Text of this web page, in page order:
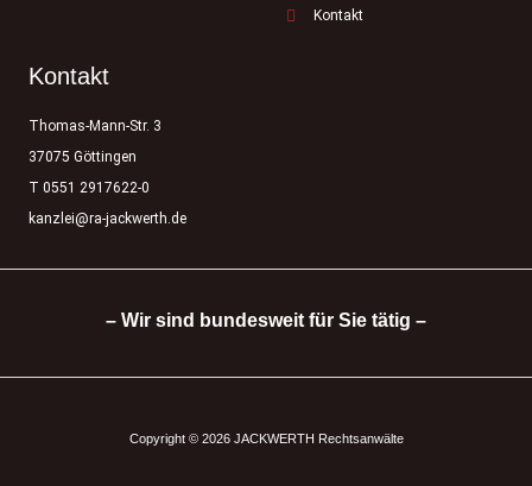
Kontakt
Kontakt
Thomas-Mann-Str. 3
37075 Göttingen
T 0551 2917622-0
kanzlei@ra-jackwerth.de
– Wir sind bundesweit für Sie tätig –
Copyright © 2026 JACKWERTH Rechtsanwälte